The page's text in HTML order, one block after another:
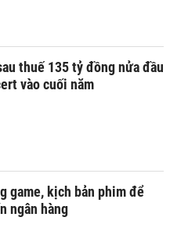
thuế 135 tỷ đồng nửa đầu
vào cuối năm
game, kịch bản phim để
ngân hàng